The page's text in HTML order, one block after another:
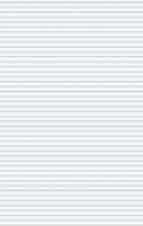
6月
5月
4月
3月
2月
1月
2022
12月
11月
10月
9月